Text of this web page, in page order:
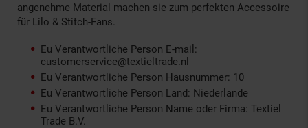
angenehme Material machen sie zum perfekten Accessoire
für Lilo & Stitch-Fans.
Eu Verantwortliche Person E-mail:
customerservice@textieltrade.nl
Eu Verantwortliche Person Hausnummer: 10
Eu Verantwortliche Person Land: Niederlande
Eu Verantwortliche Person Name oder Firma: Textiel
Trade B.V.